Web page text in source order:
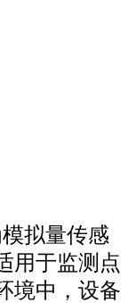
拟量传感
用于监测点
境中，设备